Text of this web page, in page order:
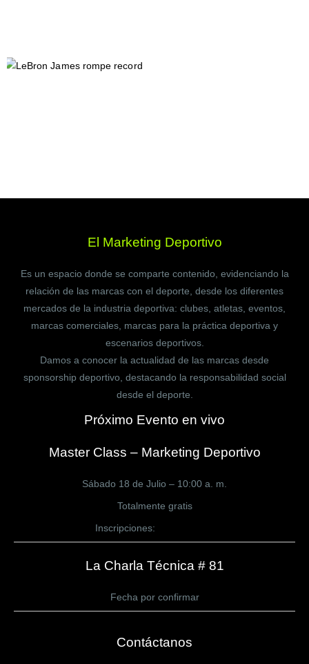
El Marketing Deportivo
Es un espacio donde se comparte contenido, evidenciando la
relación de las marcas con el deporte, desde los diferentes
mercados de la industria deportiva: clubes, atletas, eventos,
marcas comerciales, marcas para la práctica deportiva y
escenarios deportivos.
Damos a conocer la actualidad de las marcas desde
sponsorship deportivo, destacando la responsabilidad social
desde el deporte.
Próximo Evento en vivo
Master Class – Marketing Deportivo
Sábado 18 de Julio – 10:00 a. m.
Totalmente gratis
Inscripciones:
La Charla Técnica # 81
Fecha por confirmar
Contáctanos